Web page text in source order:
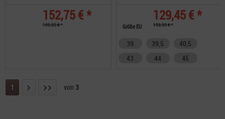
152,75 € *
189,95 € *
129,45 € *
159,95 € *
Größe EU
39 39,5
40,5
43
44 45
1 von 3